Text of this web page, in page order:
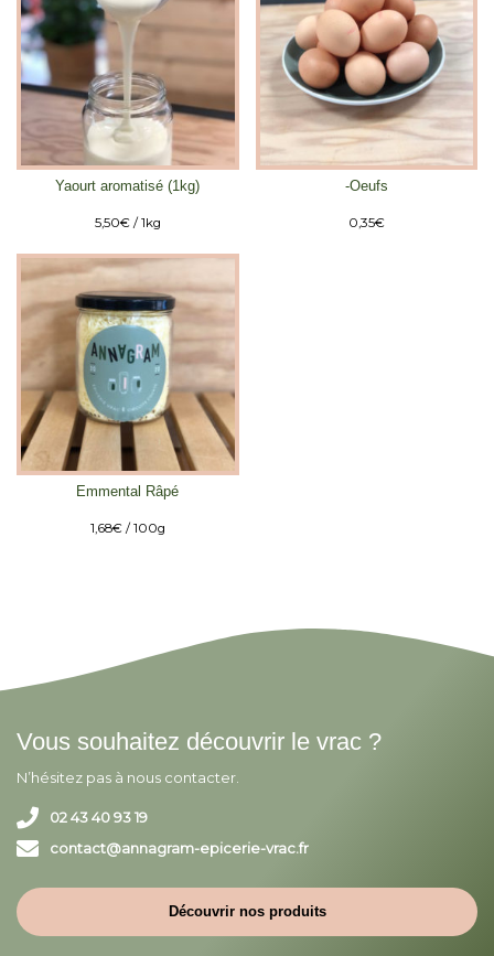
Yaourt aromatisé (1kg)
5,50€ / 1kg
-Oeufs
0,35€
Emmental Râpé
1,68€ / 100g
Vous souhaitez découvrir le vrac ?
N’hésitez pas à nous contacter.
02 43 40 93 19
contact@annagram-epicerie-vrac.fr
Découvrir nos produits